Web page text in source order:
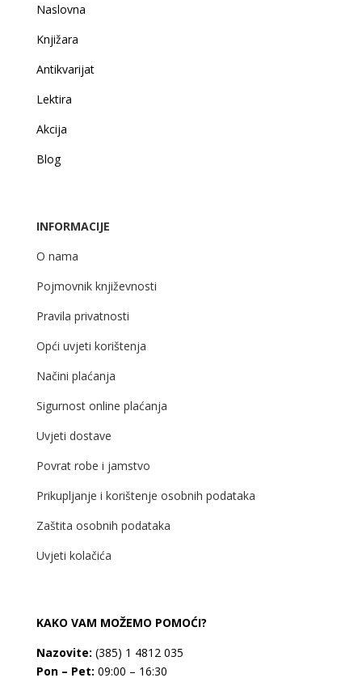
Naslovna
Knjižara
Antikvarijat
Lektira
Akcija
Blog
INFORMACIJE
O nama
Pojmovnik književnosti
Pravila privatnosti
Opći uvjeti korištenja
Načini plaćanja
Sigurnost online plaćanja
Uvjeti dostave
Povrat robe i jamstvo
Prikupljanje i korištenje osobnih podataka
Zaštita osobnih podataka
Uvjeti kolačića
KAKO VAM MOŽEMO POMOĆI?
Nazovite: (385) 1 4812 035
Pon – Pet: 09:00 – 16:30